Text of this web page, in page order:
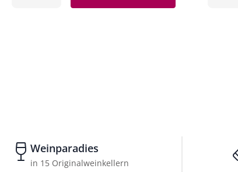
Weinparadies
in 15 Originalweinkellern